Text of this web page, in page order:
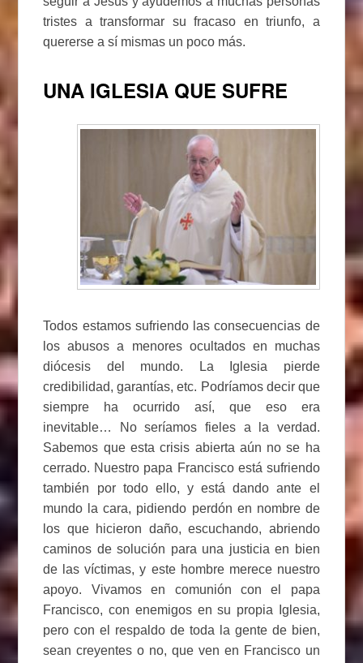
tristes a transformar su fracaso en triunfo, a
quererse a sí mismas un poco más.
UNA IGLESIA QUE SUFRE
Todos estamos sufriendo las consecuencias de
los abusos a menores ocultados en muchas
diócesis del mundo. La Iglesia pierde
credibilidad, garantías, etc. Podríamos decir que
siempre ha ocurrido así, que eso era
inevitable… No seríamos fieles a la verdad.
Sabemos que esta crisis abierta aún no se ha
cerrado. Nuestro papa Francisco está sufriendo
también por todo ello, y está dando ante el
mundo la cara, pidiendo perdón en nombre de
los que hicieron daño, escuchando, abriendo
caminos de solución para una justicia en bien
de las víctimas, y este hombre merece nuestro
apoyo. Vivamos en comunión con el papa
Francisco, con enemigos en su propia Iglesia,
pero con el respaldo de toda la gente de bien,
sean creyentes o no, que ven en Francisco un